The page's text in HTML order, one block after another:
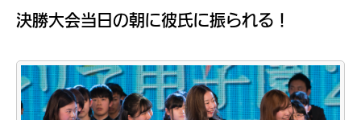
決勝大会当日の朝に彼氏に振られる！